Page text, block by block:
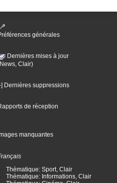
générales
Dernières mises à jour
Clair)
] Dernières suppressions
de réception
manquantes
Thématique: Sport, Clair
Thématique: Informations, Clair